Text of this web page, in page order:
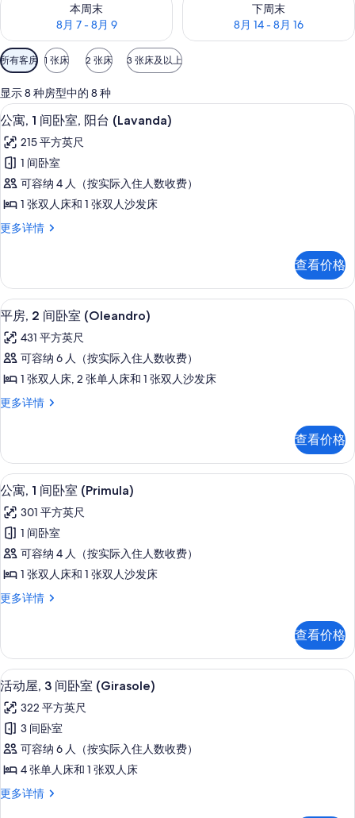
本周末
8月 7 - 8月 9
下周末
8月 14 - 8月 16
可
用
的
客
房
筛
选
条
所有客房 1 张床 2 张床 3 张床及以上
显示 8 种房型中的 8 种
显
示
公
寓,
1
间
卧
阳
台
(Lavanda)
的
所
有
照
5
公寓, 1 间卧室, 阳台 (Lavanda)
215 平方英尺
1 间卧室
可容纳 4 人（按实际入住人数收费）
1 张双人床和 1 张双人沙发床
更多详情
公
卧
室,
阳
(Lavanda)
更
信
息
查看价格
显
示
平
房,
2
间
室
(Oleandro)
的
所
有
照
片
6
平房, 2 间卧室 (Oleandro)
431 平方英尺
可容纳 6 人（按实际入住人数收费）
1 张双人床, 2 张单人床和 1 张双人沙发床
更多详情
平
卧
室
(Oleandro)
多
信
息
查看价格
显
示
公
寓,
1
间
卧
(Primula)
的
所
有
照
片
5
公寓, 1 间卧室 (Primula)
301 平方英尺
1 间卧室
可容纳 4 人（按实际入住人数收费）
1 张双人床和 1 张双人沙发床
更多详情
公
卧
室
(Primula)
多
信
息
查看价格
显
示
活
动
屋,
3
间
活动屋, 3 间卧室 (Girasole) | 私人厨
6
活动屋, 3 间卧室 (Girasole)
322 平方英尺
3 间卧室
可容纳 6 人（按实际入住人数收费）
4 张单人床和 1 张双人床
更多详情
活